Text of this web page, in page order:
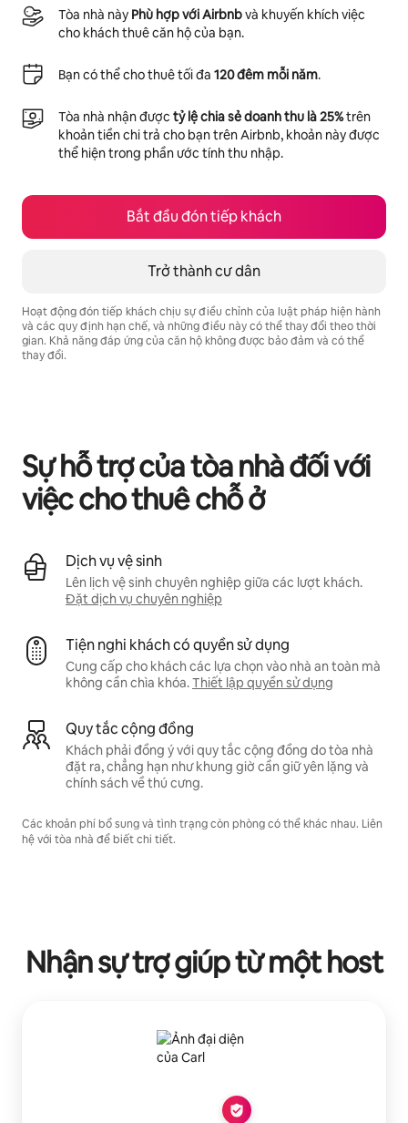
Tòa nhà này Phù hợp với Airbnbvà khuyến khích việc
cho khách thuê căn hộ của bạn.
Bạn có thể cho thuê tối đa 120 đêm mỗi năm.
Tòa nhà nhận được tỷ lệ chia sẻ doanh thu là 25%trên
khoản tiền chi trả cho bạn trên Airbnb, khoản này được
thể hiện trong phần ước tính thu nhập.
Bắt đầu đón tiếp khách
Trở thành cư dân
Hoạt động đón tiếp khách chịu sự điều chỉnh của luật pháp hiện hành
và các quy định hạn chế, và những điều này có thể thay đổi theo thời
gian. Khả năng đáp ứng của căn hộ không được bảo đảm và có thể
thay đổi.
Sự hỗ trợ của tòa nhà đối với
việc cho thuê chỗ ở
Dịch vụ vệ sinh
Lên lịch vệ sinh chuyên nghiệp giữa các lượt khách.
Đặt dịch vụ chuyên nghiệp
Tiện nghi khách có quyền sử dụng
Cung cấp cho khách các lựa chọn vào nhà an toàn mà
không cần chìa khóa.Thiết lập quyền sử dụng
Quy tắc cộng đồng
Khách phải đồng ý với quy tắc cộng đồng do tòa nhà
đặt ra, chẳng hạn như khung giờ cần giữ yên lặng và
chính sách về thú cưng.
Các khoản phí bổ sung và tình trạng còn phòng có thể khác nhau. Liên
hệ với tòa nhà để biết chi tiết.
Nhận sự trợ giúp từ một host